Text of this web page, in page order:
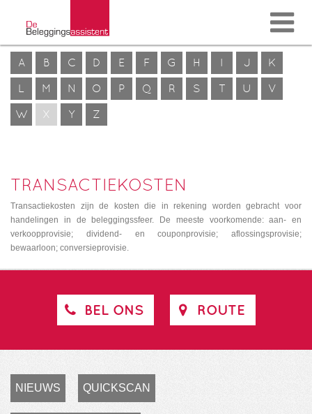
A B C D E F G H I J
K
L
M N O P Q R S T U
V
W
X Y Z
TRANSACTIEKOSTEN
Transactiekosten zijn de kosten die in rekening worden gebracht voor
handelingen in de beleggingssfeer. De meeste voorkomende: aan- en
verkoopprovisie; dividend- en couponprovisie; aflossingsprovisie;
bewaarloon; conversieprovisie.
BEL ONS ROUTE
NIEUWS QUICKSCAN